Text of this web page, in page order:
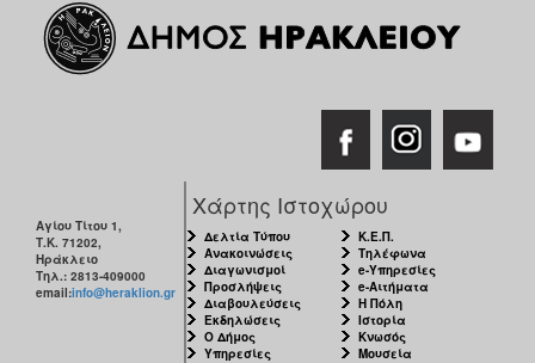
Αυτόματοι
Απινιδωτές
ΔΗΜΟΣ
Αγίου Τίτου 1,
Τ.Κ. 71202,
Ηράκλειο
Τηλ.: 2813-409000
email:info@heraklion.gr
Χάρτης Ιστοχώρου
Δελτία Τύπου
Ανακοινώσεις
Διαγωνισμοί
Προσλήψεις
Διαβουλεύσεις
Εκδηλώσεις
Ο Δήμος
Υπηρεσίες
Κ.Ε.Π.
Τηλέφωνα
e-Υπηρεσίες
e-Αιτήματα
Η Πόλη
Ιστορία
Κνωσός
Μουσεία